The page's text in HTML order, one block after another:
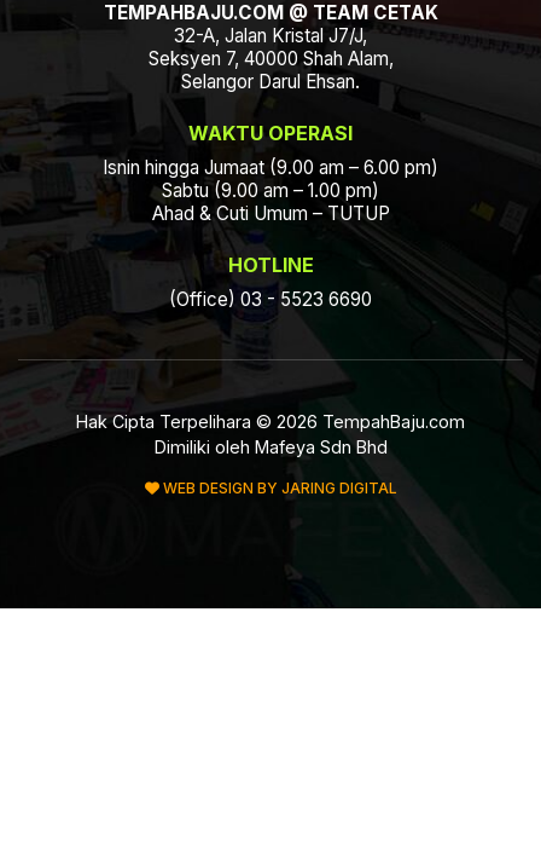
TEMPAHBAJU.COM @ TEAM CETAK
32-A, Jalan Kristal J7/J,
Seksyen 7, 40000 Shah Alam,
Selangor Darul Ehsan.
WAKTU OPERASI
Isnin hingga Jumaat (9.00 am – 6.00 pm)
Sabtu (9.00 am – 1.00 pm)
Ahad & Cuti Umum – TUTUP
HOTLINE
(Office) 03 - 5523 6690
Hak Cipta Terpelihara © 2026 TempahBaju.com
Dimiliki oleh Mafeya Sdn Bhd
WEB DESIGN BY JARING DIGITAL